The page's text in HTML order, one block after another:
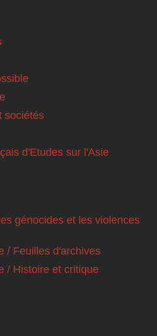
sociétés
d'Etudes sur l'Asie
génocides et les violences
/ Feuilles d'archives
/ Histoire et critique